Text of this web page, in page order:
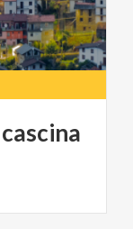
cascina